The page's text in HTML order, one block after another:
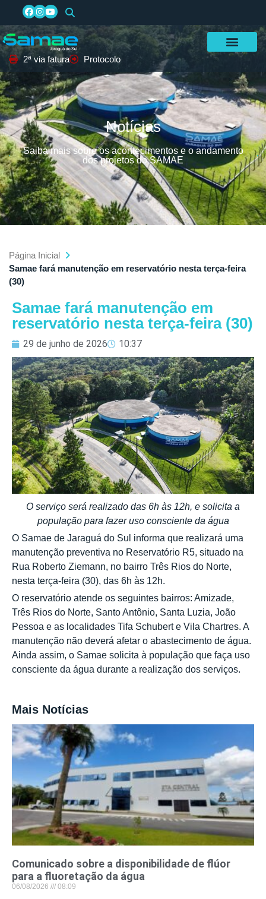
2ª via fatura Protocolo
Notícias
Saiba mais sobre os acontecimentos e o andamento
dos projetos do SAMAE
Página Inicial
Samae fará manutenção em reservatório nesta terça-feira
(30)
Samae fará manutenção em
reservatório nesta terça-feira (30)
29 de junho de 2026 10:37
O serviço será realizado das 6h às 12h, e solicita a
população para fazer uso consciente da água
O Samae de Jaraguá do Sul informa que realizará uma
manutenção preventiva no Reservatório R5, situado na
Rua Roberto Ziemann, no bairro Três Rios do Norte,
nesta terça-feira (30), das 6h às 12h.
O reservatório atende os seguintes bairros: Amizade,
Três Rios do Norte, Santo Antônio, Santa Luzia, João
Pessoa e as localidades Tifa Schubert e Vila Chartres. A
manutenção não deverá afetar o abastecimento de água.
Ainda assim, o Samae solicita à população que faça uso
consciente da água durante a realização dos serviços.
Mais Notícias
Comunicado sobre a disponibilidade de flúor
para a fluoretação da água
06/08/2026 08:09